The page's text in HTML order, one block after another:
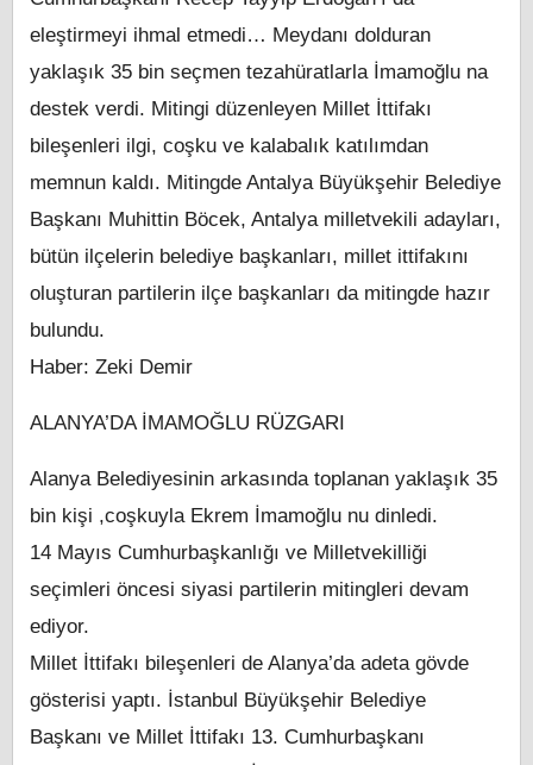
eleştirmeyi ihmal etmedi… Meydanı dolduran
yaklaşık 35 bin seçmen tezahüratlarla İmamoğlu na
destek verdi. Mitingi düzenleyen Millet İttifakı
bileşenleri ilgi, coşku ve kalabalık katılımdan
memnun kaldı. Mitingde Antalya Büyükşehir Belediye
Başkanı Muhittin Böcek, Antalya milletvekili adayları,
bütün ilçelerin belediye başkanları, millet ittifakını
oluşturan partilerin ilçe başkanları da mitingde hazır
bulundu.
Haber: Zeki Demir
ALANYA’DA İMAMOĞLU RÜZGARI
Alanya Belediyesinin arkasında toplanan yaklaşık 35
bin kişi ,coşkuyla Ekrem İmamoğlu nu dinledi.
14 Mayıs Cumhurbaşkanlığı ve Milletvekilliği
seçimleri öncesi siyasi partilerin mitingleri devam
ediyor.
Millet İttifakı bileşenleri de Alanya’da adeta gövde
gösterisi yaptı. İstanbul Büyükşehir Belediye
Başkanı ve Millet İttifakı 13. Cumhurbaşkanı